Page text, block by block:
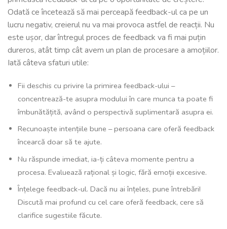
Odată ce încetează să mai perceapă feedback-ul ca pe un
lucru negativ, creierul nu va mai provoca astfel de reacții. Nu
este ușor, dar întregul proces de feedback va fi mai puțin
dureros, atât timp cât avem un plan de procesare a amoțiilor.
Iată câteva sfaturi utile:
Fii deschis cu privire la primirea feedback-ului –
concentrează-te asupra modului în care munca ta poate fi
îmbunătățită, având o perspectivă suplimentară asupra ei.
Recunoaște intențiile bune – persoana care oferă feedback
încearcă doar să te ajute.
Nu răspunde imediat, ia-ți câteva momente pentru a
procesa. Evaluează rațional și logic, fără emoții excesive.
Înțelege feedback-ul. Dacă nu ai înțeles, pune întrebări!
Discută mai profund cu cel care oferă feedback, cere să
clarifice sugestiile făcute.